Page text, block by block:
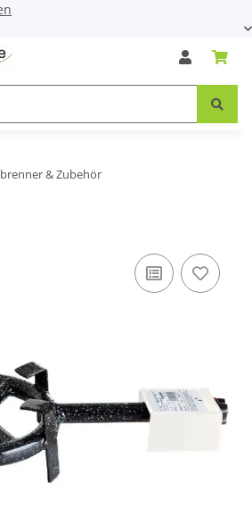
& Zubehör